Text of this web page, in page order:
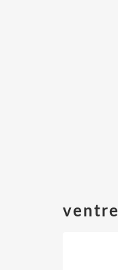
ventre